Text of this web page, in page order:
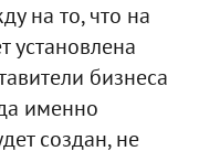
на то, что на
установлена
бизнеса
именно
создан, не